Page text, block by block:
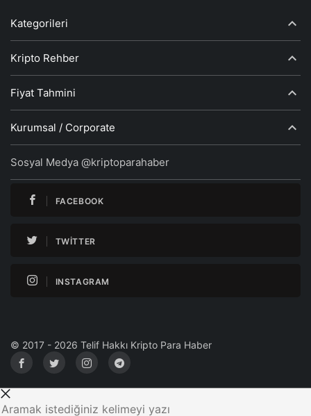
Kategorileri
Kripto Rehber
Fiyat Tahmini
Kurumsal / Corporate
Sosyal Medya @kriptoparahaber
FACEBOOK
TWITTER
INSTAGRAM
© 2017 - 2026 Telif Hakkı Kripto Para Haber